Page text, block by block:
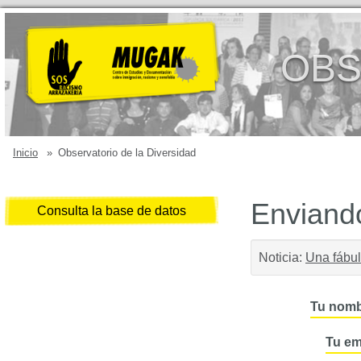
Inicio » Observatorio de la Diversidad
Consulta la base de datos
Noticia: Una
Tu
Tu